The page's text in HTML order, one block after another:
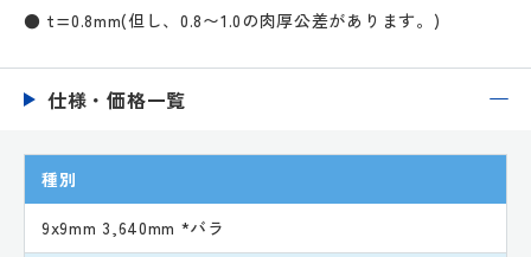
● t=0.8mm(但し、0.8〜1.0の肉厚公差があります。)
仕様・価格一覧
種別
9x9mm 3,640mm *バラ